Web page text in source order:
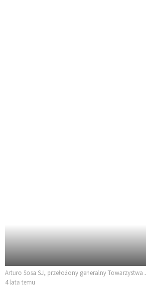
Arturo Sosa SJ, przełożony generalny
4 lata temu